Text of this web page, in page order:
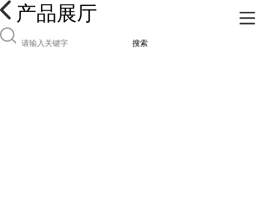
产品展厅
搜索